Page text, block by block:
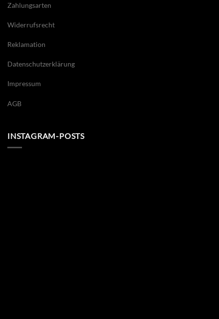
Zahlungsarten
Widerrufsrecht
Reklamation
Datenschutzerklärung
Impressum
AGB
INSTAGRAM-POSTS